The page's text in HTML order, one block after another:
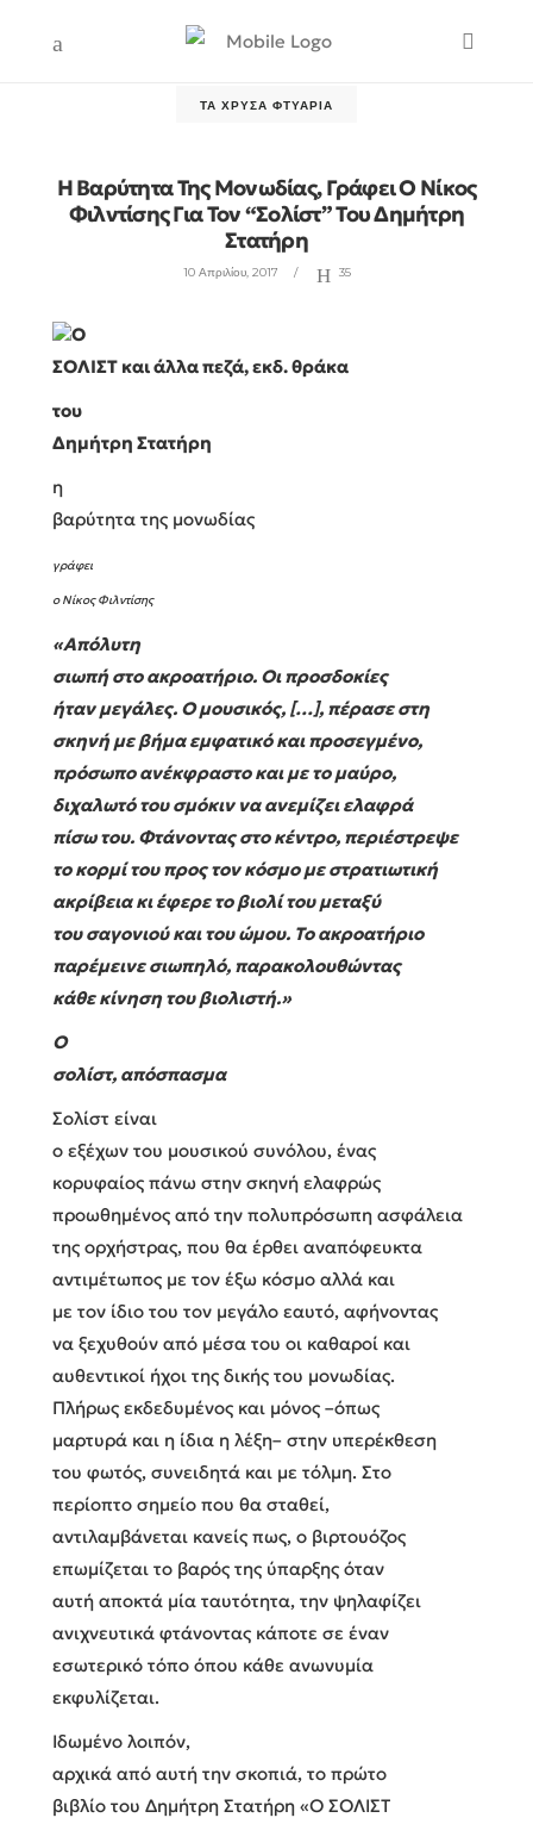
ΤΑ ΧΡΥΣΆ ΦΤΥΆΡΙΑ
Η Βαρύτητα Της Μονωδίας, Γράφει Ο Νίκος
Φιλντίσης Για Τον “Σολίστ” Του Δημήτρη
Στατήρη
10 Απριλίου, 2017 35
Ο
ΣΟΛΙΣΤ και άλλα πεζά, εκδ. θράκα
του
Δημήτρη Στατήρη
η
βαρύτητα της μονωδίας
γράφει
ο Νίκος Φιλντίσης
«Απόλυτη
σιωπή στο ακροατήριο. Οι προσδοκίες
ήταν μεγάλες. Ο μουσικός, […], πέρασε στη
σκηνή με βήμα εμφατικό και προσεγμένο,
πρόσωπο ανέκφραστο και με το μαύρο,
διχαλωτό του σμόκιν να ανεμίζει ελαφρά
πίσω του. Φτάνοντας στο κέντρο, περιέστρεψε
το κορμί του προς τον κόσμο με στρατιωτική
ακρίβεια κι έφερε το βιολί του μεταξύ
του σαγονιού και του ώμου. Το ακροατήριο
παρέμεινε σιωπηλό, παρακολουθώντας
κάθε κίνηση του βιολιστή.»
Ο
σολίστ, απόσπασμα
Σολίστ είναι
ο εξέχων του μουσικού συνόλου, ένας
κορυφαίος πάνω στην σκηνή ελαφρώς
προωθημένος από την πολυπρόσωπη ασφάλεια
της ορχήστρας, που θα έρθει αναπόφευκτα
αντιμέτωπος με τον έξω κόσμο αλλά και
με τον ίδιο του τον μεγάλο εαυτό, αφήνοντας
να ξεχυθούν από μέσα του οι καθαροί και
αυθεντικοί ήχοι της δικής του μονωδίας.
Πλήρως εκδεδυμένος και μόνος –όπως
μαρτυρά και η ίδια η λέξη– στην υπερέκθεση
του φωτός, συνειδητά και με τόλμη. Στο
περίοπτο σημείο που θα σταθεί,
αντιλαμβάνεται κανείς πως, ο βιρτουόζος
επωμίζεται το βαρός της ύπαρξης όταν
αυτή αποκτά μία ταυτότητα, την ψηλαφίζει
ανιχνευτικά φτάνοντας κάποτε σε έναν
εσωτερικό τόπο όπου κάθε ανωνυμία
εκφυλίζεται.
Ιδωμένο λοιπόν,
αρχικά από αυτή την σκοπιά, το πρώτο
βιβλίο του Δημήτρη Στατήρη «Ο ΣΟΛΙΣΤ